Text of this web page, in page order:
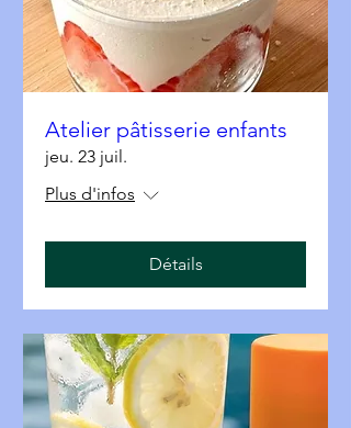
Atelier pâtisserie enfants
jeu. 23 juil.
Plus d'infos
Détails